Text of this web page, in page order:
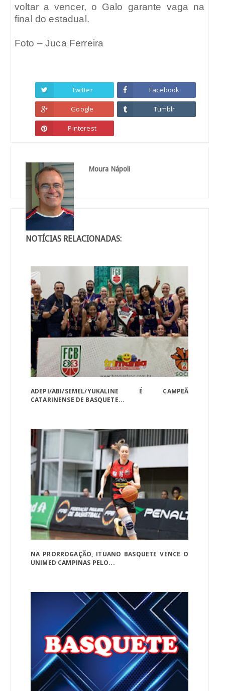
voltar a vencer, o Galo garante vaga na
final do estadual.
Foto – Juca Ferreira
Twitter Facebook
Google Tumblr
Pinterest
Moura Nápoli
NOTÍCIAS RELACIONADAS:
ADEPI/ABI/SEMEL/YUKALINE É CAMPEÃ
CATARINENSE DE BASQUETE...
NA PRORROGAÇÃO, ITUANO BASQUETE VENCE O
UNIMED CAMPINAS PELO...